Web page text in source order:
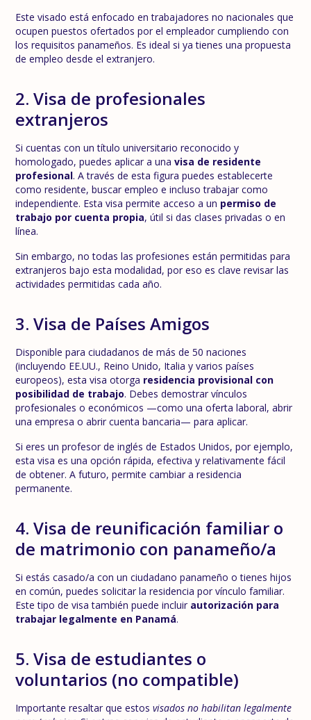
Este visado está enfocado en trabajadores no nacionales que
ocupen puestos ofertados por el empleador cumpliendo con
los requisitos panameños. Es ideal si ya tienes una propuesta
de empleo desde el extranjero.
2. Visa de profesionales
extranjeros
Si cuentas con un título universitario reconocido y
homologado, puedes aplicar a unavisa de residente
profesional. A través de esta figura puedes establecerte
como residente, buscar empleo e incluso trabajar como
independiente. Esta visa permite acceso a un permiso de
trabajo por cuenta propia, útil si das clases privadas o en
línea.
Sin embargo, no todas las profesiones están permitidas para
extranjeros bajo esta modalidad, por eso es clave revisar las
actividades permitidas cada año.
3. Visa de Países Amigos
Disponible para ciudadanos de más de 50 naciones
(incluyendo EE.UU., Reino Unido, Italia y varios países
europeos), esta visa otorga residencia provisional con
posibilidad de trabajo. Debes demostrar vínculos
profesionales o económicos —como una oferta laboral, abrir
una empresa o abrir cuenta bancaria— para aplicar.
Si eres un profesor de inglés de Estados Unidos, por ejemplo,
esta visa es una opción rápida, efectiva y relativamente fácil
de obtener. A futuro, permite cambiar a residencia
permanente.
4. Visa de reunificación familiar o
de matrimonio con panameño/a
Si estás casado/a con un ciudadano panameño o tienes hijos
en común, puedes solicitar la residencia por vínculo familiar.
Este tipo de visa también puede incluir autorización para
trabajar legalmente en Panamá.
5. Visa de estudiantes o
voluntarios (no compatible)
Importante resaltar que estosvisados no habilitan legalmente